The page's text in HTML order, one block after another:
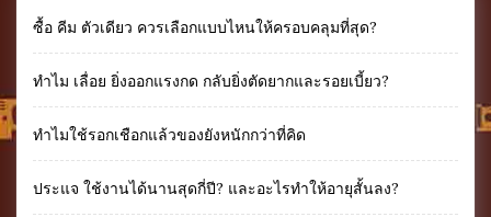
ซื้อ คีม ตัวเดียว ควรเลือกแบบไหนให้ครอบคลุมที่สุด?
ทำไม เลื่อย ยิ่งออกแรงกด กลับยิ่งตัดยากและรอยเบี้ยว?
ทำไมใช้รอกเชือกแล้วของยังหนักกว่าที่คิด
ประแจ ใช้งานได้นานสุดกี่ปี? และอะไรทำให้อายุสั้นลง?